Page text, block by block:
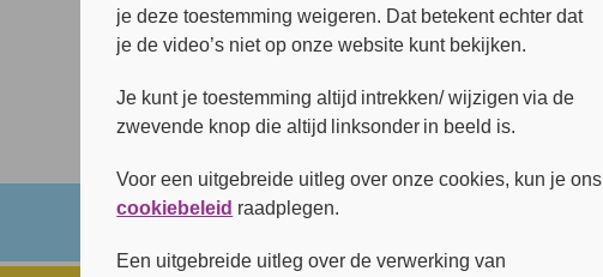
Be at peace, tempest tossed seas of
soul (R. Queen)
Recente reacties
Geen reacties om weer te geven.
je deze toestemming weigeren. Dat betekent echter dat
je de video’s niet op onze website kunt bekijken.
Je kunt je toestemming altijd intrekken/ wijzigen via de
zwevende knop die altijd linksonder in beeld is.
Voor een uitgebreide uitleg over onze cookies, kun je ons
cookiebeleid raadplegen.
Een uitgebreide uitleg over de verwerking van